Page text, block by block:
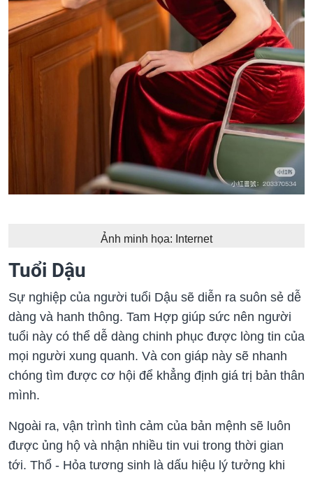
Ảnh minh họa: Internet
Tuổi Dậu
Sự nghiệp của người tuổi Dậu sẽ diễn ra suôn sẻ dễ
dàng và hanh thông. Tam Hợp giúp sức nên người
tuổi này có thể dễ dàng chinh phục được lòng tin của
mọi người xung quanh. Và con giáp này sẽ nhanh
chóng tìm được cơ hội để khẳng định giá trị bản thân
mình.
Ngoài ra, vận trình tình cảm của bản mệnh sẽ luôn
được ủng hộ và nhận nhiều tin vui trong thời gian
tới. Thổ - Hỏa tương sinh là dấu hiệu lý tưởng khi